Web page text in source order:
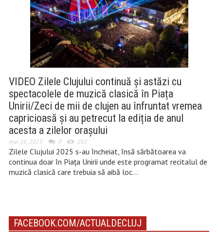
VIDEO Zilele Clujului continuă și astăzi cu
spectacolele de muzică clasică în Piața
Unirii/Zeci de mii de clujen au înfruntat vremea
capricioasă și au petrecut la ediția de anul
acesta a zilelor orașului
mai 26, 2025 0 262
Zilele Clujului 2025 s-au încheiat, însă sărbătoarea va
continua doar în Piața Unirii unde este programat recitalul de
muzică clasică care trebuia să aibă loc…
FACEBOOK.COM/ACTUALDECLUJ